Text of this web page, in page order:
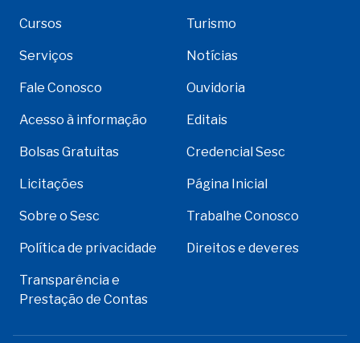
Cursos Turismo
Serviços Notícias
Fale Conosco Ouvidoria
Acesso à informação Editais
Bolsas Gratuitas Credencial Sesc
Licitações Página Inicial
Sobre o Sesc Trabalhe Conosco
Política de privacidade Direitos e deveres
Transparência e
Prestação de Contas